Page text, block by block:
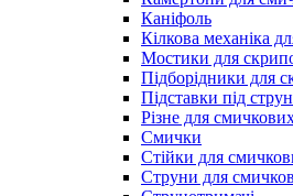
Каніфоль
Кілкова механіка
Мостики для
Підборiдники для
Підставки під
Різне для
Смички
Стійки для
Струни для